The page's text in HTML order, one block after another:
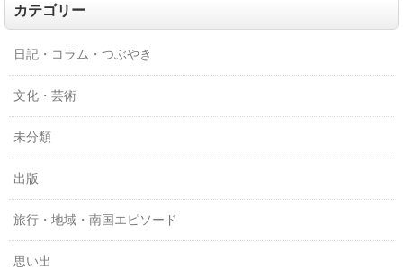
カテゴリー
日記・コラム・つぶやき
文化・芸術
未分類
出版
旅行・地域・南国エピソード
思い出